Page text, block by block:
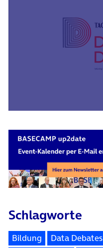
Schlagworte
Bildung Data Debates